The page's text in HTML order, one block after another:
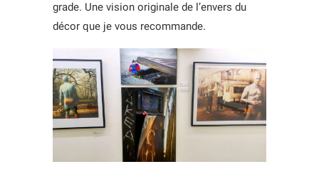
grade. Une vision originale de l’envers du
décor que je vous recommande.